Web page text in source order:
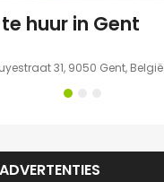
huur in Gent
31, 9050 Gent, België